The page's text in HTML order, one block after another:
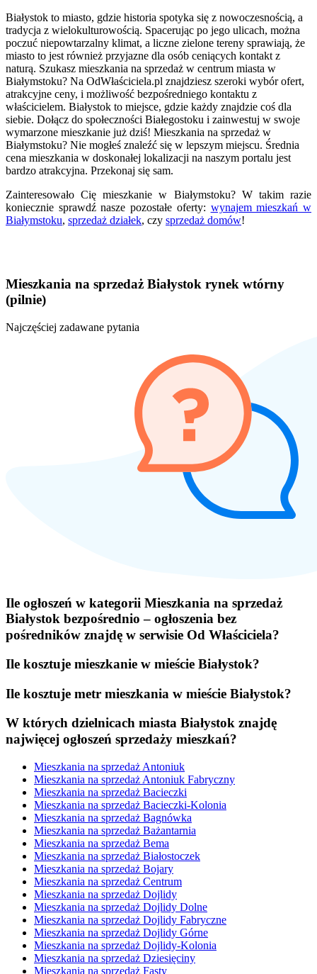
Białystok to miasto, gdzie historia spotyka się z nowoczesnością, a
tradycja z wielokulturowością. Spacerując po jego ulicach, można
poczuć niepowtarzalny klimat, a liczne zielone tereny sprawiają, że
miasto to jest również przyjazne dla osób ceniących kontakt z
naturą. Szukasz mieszkania na sprzedaż w centrum miasta w
Białymstoku? Na OdWłaściciela.pl znajdziesz szeroki wybór ofert,
atrakcyjne ceny, i możliwość bezpośredniego kontaktu z
właścicielem. Białystok to miejsce, gdzie każdy znajdzie coś dla
siebie. Dołącz do społeczności Białegostoku i zainwestuj w swoje
wymarzone mieszkanie już dziś! Mieszkania na sprzedaż w
Białymstoku? Nie mogłeś znaleźć się w lepszym miejscu. Średnia
cena mieszkania w doskonałej lokalizacji na naszym portalu jest
bardzo atrakcyjna. Przekonaj się sam.
Zainteresowało Cię mieszkanie w Białymstoku? W takim razie
koniecznie sprawdź nasze pozostałe oferty: wynajem mieszkań w
Białymstoku, sprzedaż działek, czy sprzedaż domów!
Mieszkania na sprzedaż Białystok rynek wtórny
(pilnie)
Najczęściej zadawane pytania
Ile ogłoszeń w kategorii Mieszkania na sprzedaż
Białystok bezpośrednio – ogłoszenia bez
pośredników znajdę w serwisie Od Właściciela?
Ile kosztuje mieszkanie w mieście Białystok?
Ile kosztuje metr mieszkania w mieście Białystok?
W których dzielnicach miasta Białystok znajdę
najwięcej ogłoszeń sprzedaży mieszkań?
Mieszkania na sprzedaż Antoniuk
Mieszkania na sprzedaż Antoniuk Fabryczny
Mieszkania na sprzedaż Bacieczki
Mieszkania na sprzedaż Bacieczki-Kolonia
Mieszkania na sprzedaż Bagnówka
Mieszkania na sprzedaż Bażantarnia
Mieszkania na sprzedaż Bema
Mieszkania na sprzedaż Białostoczek
Mieszkania na sprzedaż Bojary
Mieszkania na sprzedaż Centrum
Mieszkania na sprzedaż Dojlidy
Mieszkania na sprzedaż Dojlidy Dolne
Mieszkania na sprzedaż Dojlidy Fabryczne
Mieszkania na sprzedaż Dojlidy Górne
Mieszkania na sprzedaż Dojlidy-Kolonia
Mieszkania na sprzedaż Dziesięciny
Mieszkania na sprzedaż Fasty